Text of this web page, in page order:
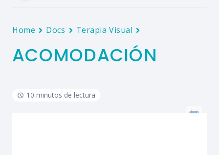
Home Docs Terapia Visual
ACOMODACIÓN
10 minutos de lectura